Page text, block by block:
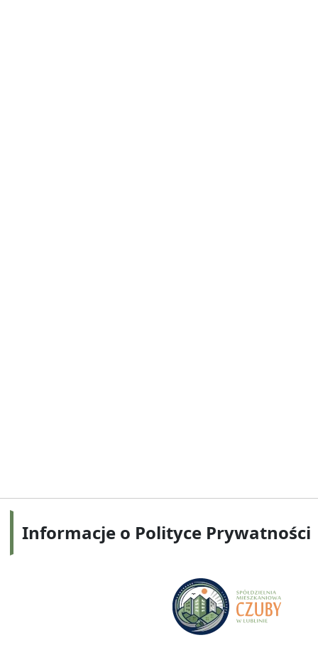
Informacje o Polityce Prywatności